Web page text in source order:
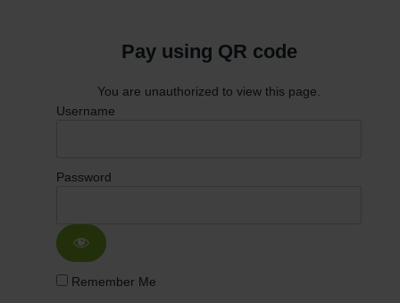
Pay using QR code
You are unauthorized to view this page.
Username
Password
Remember Me